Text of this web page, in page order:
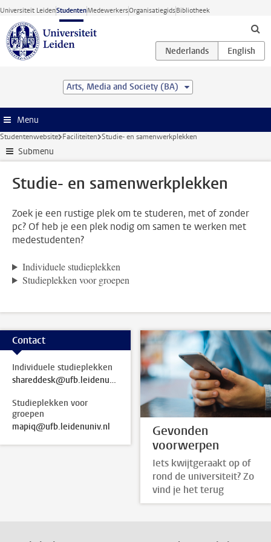
Ga direct naar de inhoud
Universiteit LeidenStudentenMedewerkersOrganisatiegidsBibliotheek
Arts, Media and Society (BA)
Menu
Studentenwebsite Faciliteiten Studie- en samenwerkplekken
Submenu
Studie- en samenwerkplekken
Zoek je een rustige plek om te studeren, met of zonder
pc? Of heb je een plek nodig om samen te werken met
medestudenten?
Individuele studieplekken
Studieplekken voor groepen
Contact
Individuele studieplekken
shareddesk@ufb.leidenuniv.nl
Studieplekken voor
groepen
mapiq@ufb.leidenuniv.nl
Gevonden
voorwerpen
Iets kwijtgeraakt op of
rond de universiteit? Zo
vind je het terug